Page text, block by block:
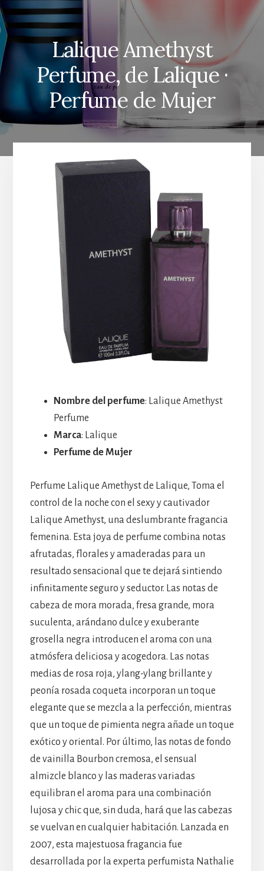
Lalique Amethyst
Perfume, de Lalique ·
Perfume de Mujer
Nombre del perfume: Lalique Amethyst
Perfume
Marca: Lalique
Perfume de Mujer
Perfume Lalique Amethyst de Lalique, Toma el
control de la noche con el sexy y cautivador
Lalique Amethyst, una deslumbrante fragancia
femenina. Esta joya de perfume combina notas
afrutadas, florales y amaderadas para un
resultado sensacional que te dejará sintiendo
infinitamente seguro y seductor. Las notas de
cabeza de mora morada, fresa grande, mora
suculenta, arándano dulce y exuberante
grosella negra introducen el aroma con una
atmósfera deliciosa y acogedora. Las notas
medias de rosa roja, ylang-ylang brillante y
peonía rosada coqueta incorporan un toque
elegante que se mezcla a la perfección, mientras
que un toque de pimienta negra añade un toque
exótico y oriental. Por último, las notas de fondo
de vainilla Bourbon cremosa, el sensual
almizcle blanco y las maderas variadas
equilibran el aroma para una combinación
lujosa y chic que, sin duda, hará que las cabezas
se vuelvan en cualquier habitación. Lanzada en
2007, esta majestuosa fragancia fue
desarrollada por la experta perfumista Nathalie